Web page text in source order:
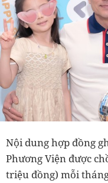
Nội dung hợp đồng
Phương Viện được
triệu đồng) mỗi